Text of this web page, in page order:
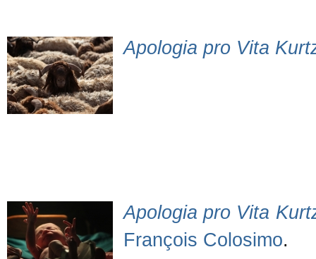
Apologia pro Vita
Apologia pro Vita
François Colosimo.